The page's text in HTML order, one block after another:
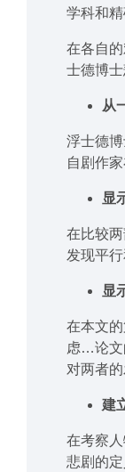
学科和
在各自
士德博士
从
浮士德
自剧作
显
在比较
发现平行
显
在本文
虑…论文
对两者的
建
在考察
悲剧的